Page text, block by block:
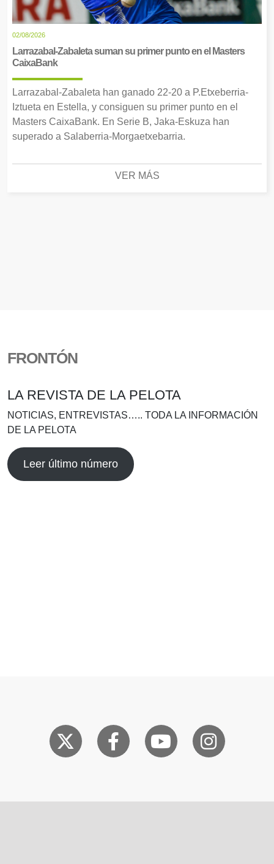
02/08/2026
Larrazabal-Zabaleta suman su primer punto en el Masters
CaixaBank
Larrazabal-Zabaleta han ganado 22-20 a P.Etxeberria-
Iztueta en Estella, y consiguen su primer punto en el
Masters CaixaBank. En Serie B, Jaka-Eskuza han
superado a Salaberria-Morgaetxebarria.
VER MÁS
FRONTÓN
LA REVISTA DE LA PELOTA
NOTICIAS, ENTREVISTAS….. TODA LA INFORMACIÓN
DE LA PELOTA
Leer último número